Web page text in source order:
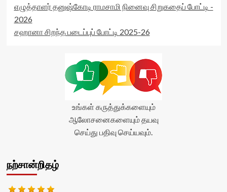
எழுத்தாளர் தனுஷ்கோடி ராமசாமி நினைவு சிறுகதைப் போட்டி -
2026
சஹானா சிறந்த படைப்புப் போட்டி 2025-26
உங்கள் கருத்துக்களையும்
ஆலோசனைகளையும் தயவு
செய்து பதிவு செய்யவும்.
நற்சான்றிதழ்